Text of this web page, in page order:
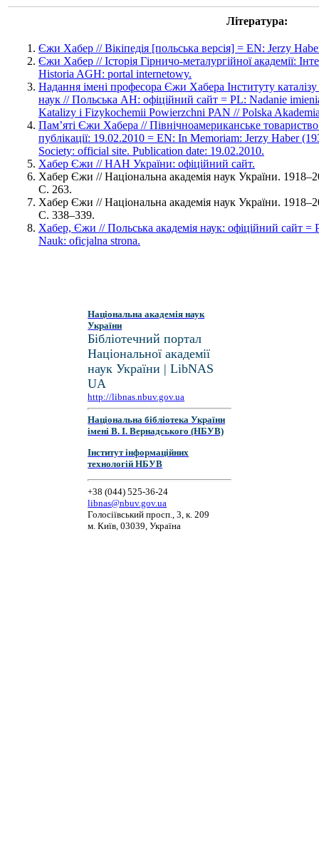
Література:
Єжи Хабер // Вікіпедія [польська версія] = EN: Jerzy
Єжи Хабер // Історія Гірничо-металургійної академії:
Historia AGH: portal internetowy.
Надання імені професора Єжи Хабера Інституту каталізу
наук // Польська АН: офіційний сайт = PL: Nadanie
Katalizy i Fizykochemii Powierzchni PAN // Polska
Пам’яті Єжи Хабера // Північноамериканське товариство
публікації: 19.02.2010 = EN: In Memoriam: Jerzy Haber
Society: official site. Publication date: 19.02.2010.
Хабер Єжи // НАН України: офіційний сайт.
Хабер Єжи // Національна академія наук України.
С. 263.
Хабер Єжи // Національна академія наук України.
С. 338–339.
Хабер, Єжи // Польська академія наук: офіційний сайт =
Nauk: oficjalna strona.
Національна академія наук
України
Бібліотечний портал
Національної академії
наук України | LibNAS
UA
http://libnas.nbuv.gov.ua
Національна бібліотека України
імені В. І. Вернадського (НБУВ)
Інститут інформаційних
технологій НБУВ
+38 (044) 525-36-24
libnas@nbuv.gov.ua
Голосіївський просп., 3, к. 209
м. Київ, 03039, Україна